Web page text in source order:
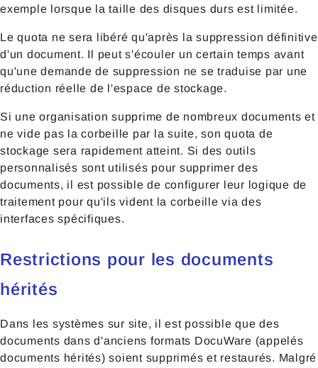
exemple lorsque la taille des disques durs est limitée.
Le quota ne sera libéré qu'après la suppression définitive
d'un document. Il peut s'écouler un certain temps avant
qu'une demande de suppression ne se traduise par une
réduction réelle de l'espace de stockage.
Si une organisation supprime de nombreux documents et
ne vide pas la corbeille par la suite, son quota de
stockage sera rapidement atteint. Si des outils
personnalisés sont utilisés pour supprimer des
documents, il est possible de configurer leur logique de
traitement pour qu'ils vident la corbeille via des
interfaces spécifiques.
Restrictions pour les documents
hérités
Dans les systèmes sur site, il est possible que des
documents dans d'anciens formats DocuWare (appelés
documents hérités) soient supprimés et restaurés. Malgré